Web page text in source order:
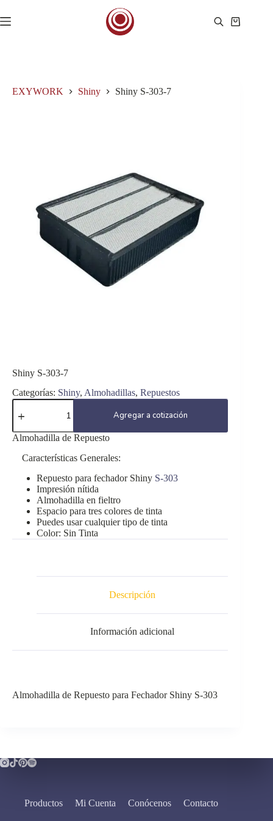
al
contenido
Carro
EXYWORK Shiny Shiny S-303-7
Shiny S-303-7
Categorías: Shiny, Almohadillas, Repuestos
Shiny
S-
7
Agregar a cotización
Almohadilla de Repuesto
Características Generales:
Repuesto para fechador Shiny S-303
Impresión nítida
Almohadilla en fieltro
Espacio para tres colores de tinta
Puedes usar cualquier tipo de tinta
Color: Sin Tinta
Descripción
Información adicional
Almohadilla de Repuesto para Fechador Shiny S-303
Productos Mi Cuenta Conócenos Contacto